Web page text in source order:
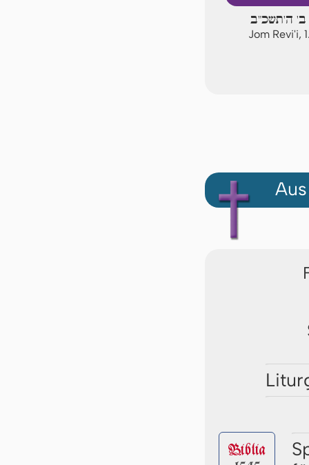
ב' ה'תשכ"ב
Jom Revi'i,
Biblia